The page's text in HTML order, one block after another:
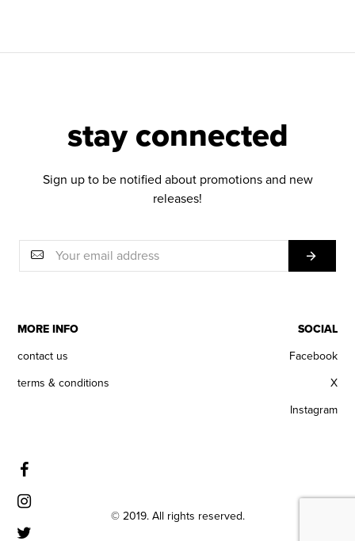
stay connected
Sign up to be notified about promotions and new
releases!
MORE INFO
contact us
terms & conditions
SOCIAL
Facebook
X
Instagram
© 2019. All rights reserved.